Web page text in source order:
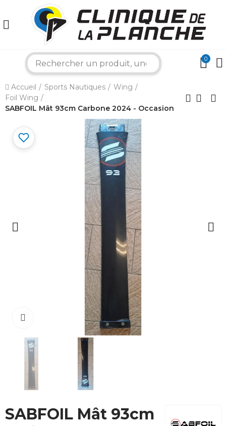
0
Accueil Sports Nautiques
Wing
Foil Wing
SABFOIL Mât 93cm Carbone 2024 - Occasion
Cliquez pour agrandir
SABFOIL Mât 93cm
×
Bonjour ! Je suis votre expert nautique.
Comment puis-je vous aider aujourd'hui ?